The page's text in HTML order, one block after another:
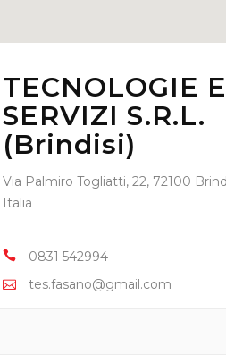
TECNOLOGIE E
SERVIZI S.R.L.
(Brindisi)
Via Palmiro Togliatti, 22, 72100
Italia
0831 542994
tes.fasano@gmail.com